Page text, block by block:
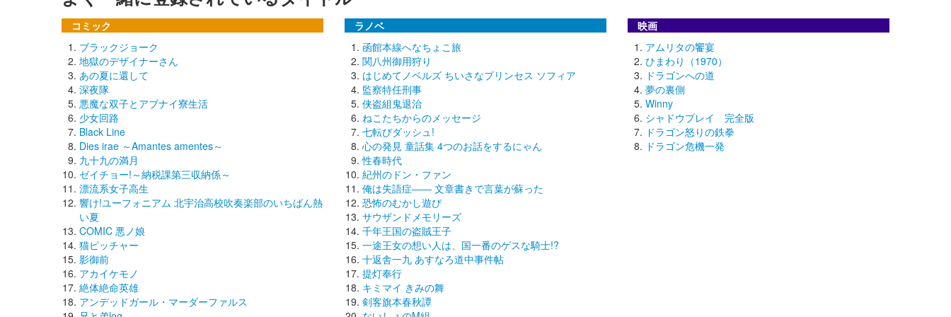
コミック
ブラックジョーク
地獄のデザイナーさん
あの夏に還して
深夜隊
悪魔な双子とアブナイ寮生活
少女回路
Black Line
Dies irae ～Amantes amentes～
九十九の満月
ゼイチョー!～納税課第三収納係～
漂流系女子高生
響け!ユーフォニアム 北宇治高校吹奏楽部のいちばん熱
い夏
COMIC 悪ノ娘
猫ピッチャー
影御前
アカイケモノ
絶体絶命英雄
アンデッドガール・マーダーファルス
ラノベ
函館本線へなちょこ旅
関八州御用狩り
はじめてノベルズ ちいさなプリンセス ソフィア
監察特任刑事
侠盗組鬼退治
ねこたちからのメッセージ
七転びダッシュ!
心の発見 童話集 4つのお話をするにゃん
性春時代
紀州のドン・ファン
俺は失語症―― 文章書きで言葉が蘇った
恐怖のむかし遊び
サウザンドメモリーズ
千年王国の盗賊王子
一途王女の想い人は、国一番のゲスな騎士!?
十返舎一九 あすなろ道中事件帖
提灯奉行
キミマイ きみの舞
剣客旗本春秋譚
映画
アムリタの饗宴
ひまわり（1970）
ドラゴンへの道
夢の裏側
Winny
シャドウプレイ 完全版
ドラゴン怒りの鉄拳
ドラゴン危機一発